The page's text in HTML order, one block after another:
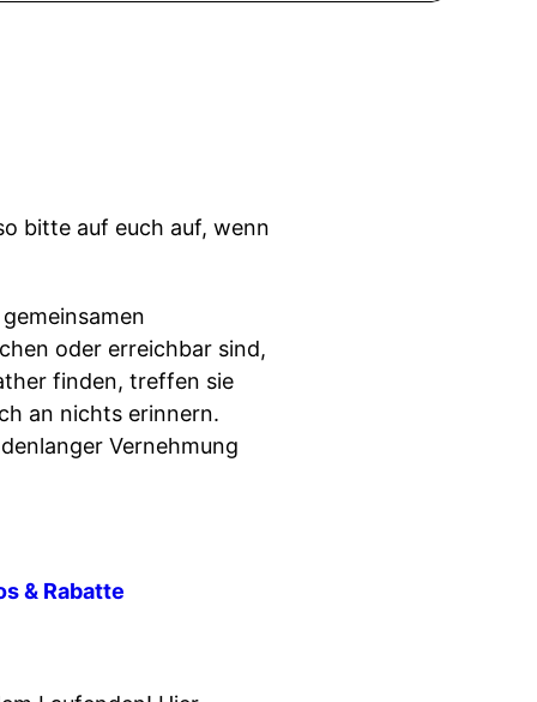
bitte auf euch auf, wenn
oder erreichbar sind,
finden, treffen sie
an nichts erinnern.
Vernehmung
& Rabatte